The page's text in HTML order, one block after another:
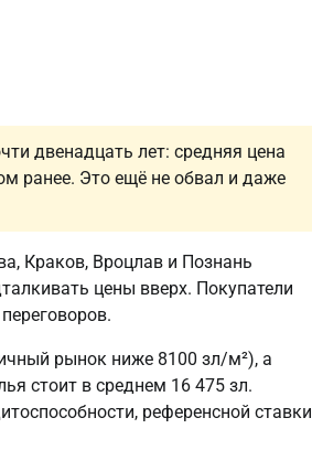
двенадцать лет: средняя цена
ранее. Это ещё не обвал и даже
Краков, Вроцлав и Познань
цены вверх. Покупатели
рынок ниже 8100 зл/м²), а
стоит в среднем 16 475 зл.
референсной ставки